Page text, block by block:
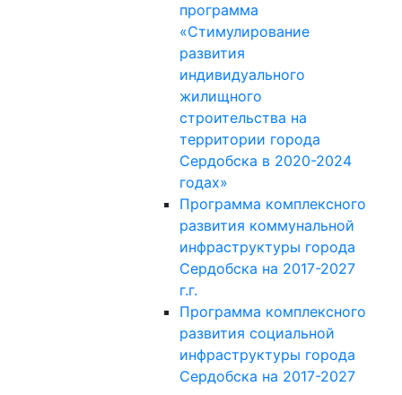
программа
«Стимулирование
развития
индивидуального
жилищного
строительства на
территории города
Сердобска в 2020-2024
годах»
Программа комплексного
развития коммунальной
инфраструктуры города
Сердобска на 2017-2027
г.г.
Программа комплексного
развития социальной
инфраструктуры города
Сердобска на 2017-2027